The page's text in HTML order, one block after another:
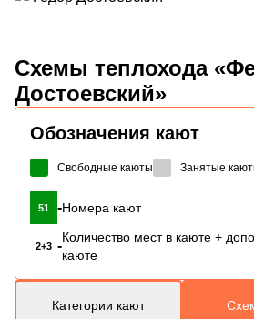
Схемы теплохода
Достоевский»
Обозначения кают
Свободные каюты Занятые
51 -Номера кают
2+3 -
Количество мест в каюте +
каюте
Категории кают